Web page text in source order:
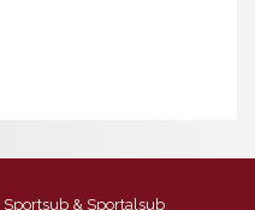
Sportsub & Sportalsub